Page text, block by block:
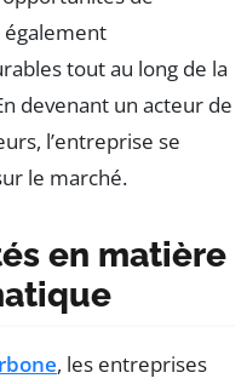
également
tout au long de la
devenant un acteur de
l’entreprise se
le marché.
en matière
, les entreprises